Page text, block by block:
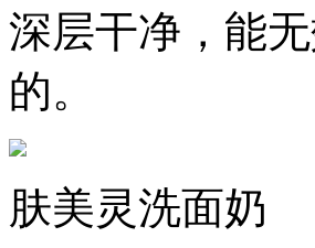
深层干净，能
的。
肤美灵洗面奶